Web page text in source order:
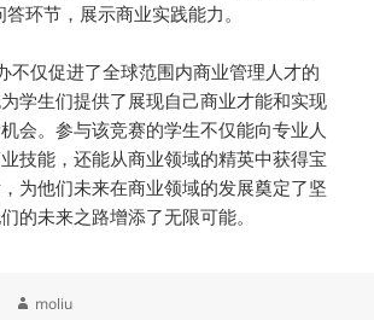
环节，展示商业实践能力。
不仅促进了全球范围内商业管理人才的
学生们提供了展现自己商业才能和实现
会。参与该竞赛的学生不仅能向专业人
技能，还能从商业领域的精英中获得宝
为他们未来在商业领域的发展奠定了坚
的未来之路增添了无限可能。
作
moliu